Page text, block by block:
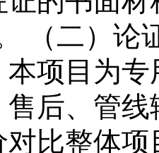
（二）论
项目为
后、管
比整体项